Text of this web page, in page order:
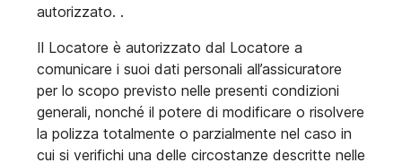
autorizzato. .
Il Locatore è autorizzato dal Locatore a
comunicare i suoi dati personali all’assicuratore
per lo scopo previsto nelle presenti condizioni
generali, nonché il potere di modificare o risolvere
la polizza totalmente o parzialmente nel caso in
cui si verifichi una delle circostanze descritte nelle